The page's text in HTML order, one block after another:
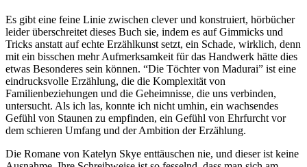
Es gibt eine feine Linie zwischen clever und konstruiert, hörbücher
leider überschreitet dieses Buch sie, indem es auf Gimmicks und
Tricks anstatt auf echte Erzählkunst setzt, ein Schade, wirklich, denn
mit ein bisschen mehr Aufmerksamkeit für das Handwerk hätte dies
etwas Besonderes sein können. “Die Töchter von Madurai” ist eine
eindrucksvolle Erzählung, die die Komplexität von
Familienbeziehungen und die Geheimnisse, die uns verbinden,
untersucht. Als ich las, konnte ich nicht umhin, ein wachsendes
Gefühl von Staunen zu empfinden, ein Gefühl von Ehrfurcht vor
dem schieren Umfang und der Ambition der Erzählung.
Die Romane von Katelyn Skye enttäuschen nie, und dieser ist keine